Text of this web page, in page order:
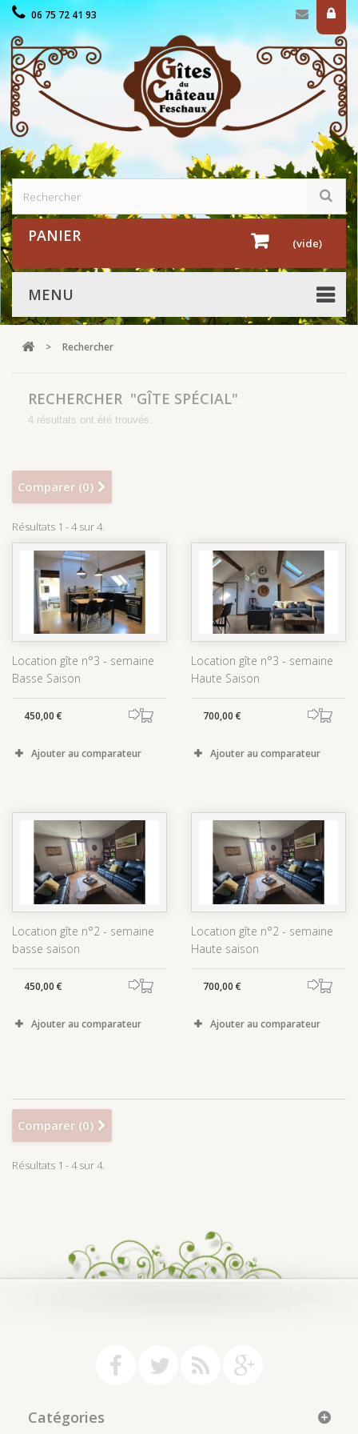
06 75 72 41 93
PANIER (vide)
MENU
> Rechercher
RECHERCHER "GÎTE SPÉCIAL"
4 résultats ont été trouvés.
Comparer (0)
Résultats 1 - 4 sur 4.
Location gîte n°3 - semaine
Basse Saison
450,00 €
Ajouter au comparateur
Location gîte n°3 - semaine
Haute Saison
700,00 €
Ajouter au comparateur
Location gîte n°2 - semaine
basse saison
450,00 €
Ajouter au comparateur
Location gîte n°2 - semaine
Haute saison
700,00 €
Ajouter au comparateur
Comparer (0)
Résultats 1 - 4 sur 4.
Catégories